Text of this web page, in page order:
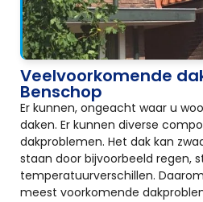
Veelvoorkomende
Benschop
Er kunnen, ongeacht waar u
daken. Er kunnen diverse
dakproblemen. Het dak kan
staan door bijvoorbeeld regen,
temperatuurverschillen.
meest voorkomende